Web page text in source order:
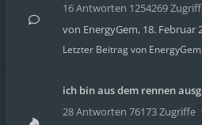
16 Antworten 1254269
von EnergyGem, 18. Februar
Letzter Beitrag von EnergyGem
ich bin aus dem rennen
28 Antworten 76173 Zugriffe